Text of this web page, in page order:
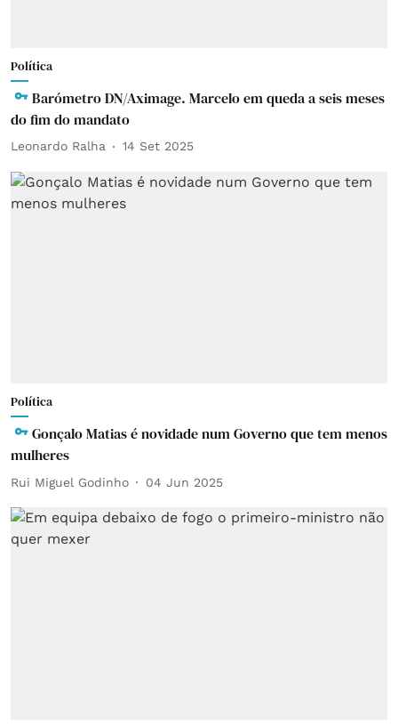
Política
Barómetro DN/Aximage. Marcelo em queda a seis meses
do fim do mandato
Leonardo Ralha 14 Set 2025
Política
Gonçalo Matias é novidade num Governo que tem menos
mulheres
Rui Miguel Godinho 04 Jun 2025